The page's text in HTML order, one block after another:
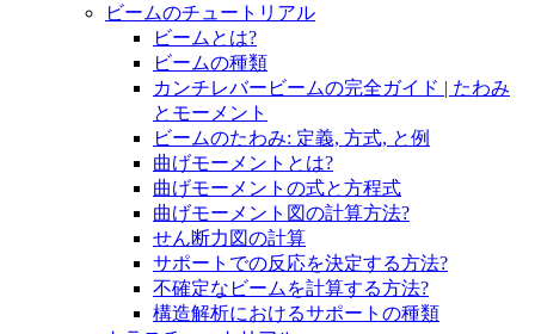
ビームのチュートリアル
ビームとは?
ビームの種類
カンチレバービームの完全ガイド | たわみ
とモーメント
ビームのたわみ: 定義, 方式, と例
曲げモーメントとは?
曲げモーメントの式と方程式
曲げモーメント図の計算方法?
せん断力図の計算
サポートでの反応を決定する方法?
不確定なビームを計算する方法?
構造解析におけるサポートの種類